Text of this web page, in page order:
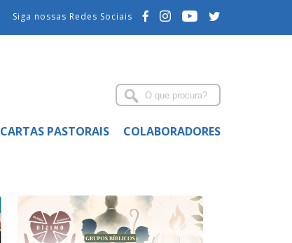
Siga nossas Redes Sociais
CARTAS PASTORAIS COLABORADORES